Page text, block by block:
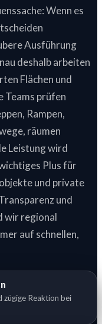
Wenn es
Ausführung
deshalb arbeiten
Flächen und
Teams prüfen
Rampen,
räumen
Leistung wird
Plus für
und private
und
wir regional
auf schnellen,
zügige Reaktion bei